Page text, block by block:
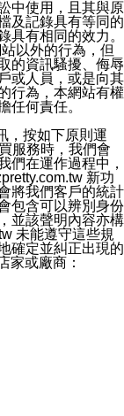
中使用，且其與原
及記錄具有等同的
具有相同的效力。
以外的行為，但
的資訊騷擾、侮辱
或人員，或是向其
行為，本網站有權
任何責任。
，按如下原則運
服務時，我們會
們在運作過程中，
新功
將我們客戶的統計
包含可以辨別身份
並該聲明內容亦構
未能遵守這些規
確定並糾正出現的
家或廠商：